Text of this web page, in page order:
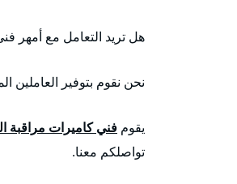
هل تريد التعامل مع أمهر
نحن نقوم بتوفير
يقوم فني كاميرات مراقبة
تواصلكم معنا.